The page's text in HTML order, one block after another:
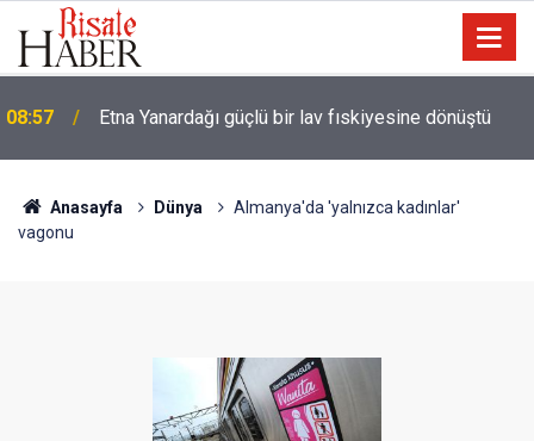
08:57 Etna Yanardağı güçlü bir lav fıskiyesine dönüştü
Anasayfa Dünya
Almanya'da 'yalnızca kadınlar'
vagonu